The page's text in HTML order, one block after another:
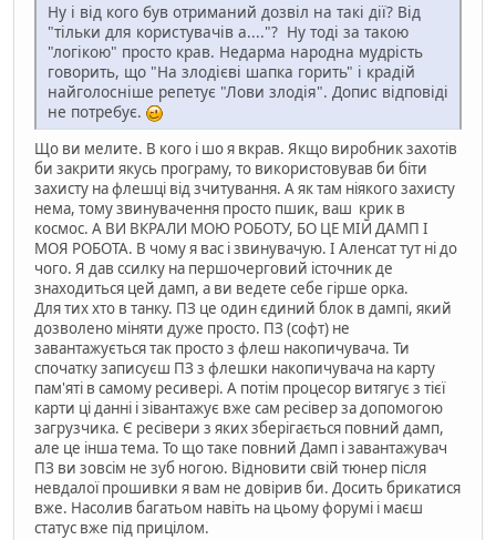
Ну і від кого був отриманий дозвіл на такі дії? Від
"тільки для користувачів а...."? Ну тоді за такою
"логікою" просто крав. Недарма народна мудрість
говорить, що "На злодієві шапка горить" і крадій
найголосніше репетує "Лови злодія". Допис відповіді
не потребує.
Що ви мелите. В кого і шо я вкрав. Якщо виробник захотів
би закрити якусь програму, то використовував би біти
захисту на флешці від зчитування. А як там ніякого захисту
нема, тому звинувачення просто пшик, ваш крик в
космос. А ВИ ВКРАЛИ МОЮ РОБОТУ, БО ЦЕ МІЙ ДАМП І
МОЯ РОБОТА. В чому я вас і звинувачую. І Аленсат тут ні до
чого. Я дав ссилку на першочерговий істочник де
знаходиться цей дамп, а ви ведете себе гірше орка.
Для тих хто в танку. ПЗ це один єдиний блок в дампі, який
дозволено міняти дуже просто. ПЗ (софт) не
завантажується так просто з флеш накопичувача. Ти
спочатку записуєш ПЗ з флешки накопичувача на карту
пам'яті в самому ресивері. А потім процесор витягує з тієї
карти ці данні і зівантажує вже сам ресівер за допомогою
загрузчика. Є ресівери з яких зберігається повний дамп,
але це інша тема. То що таке повний Дамп і завантажувач
ПЗ ви зовсім не зуб ногою. Відновити свій тюнер після
невдалої прошивки я вам не довірив би. Досить брикатися
вже. Насолив багатьом навіть на цьому форумі і маєш
статус вже під прицілом.